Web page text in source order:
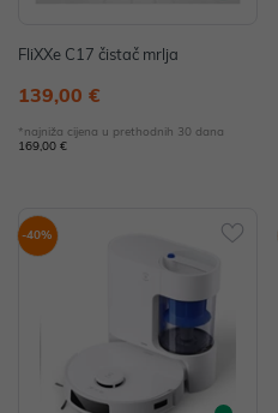
FliXXe C17 čistač mrlja
139,00 €
*najniža cijena u prethodnih 30 dana
169,00 €
-40%